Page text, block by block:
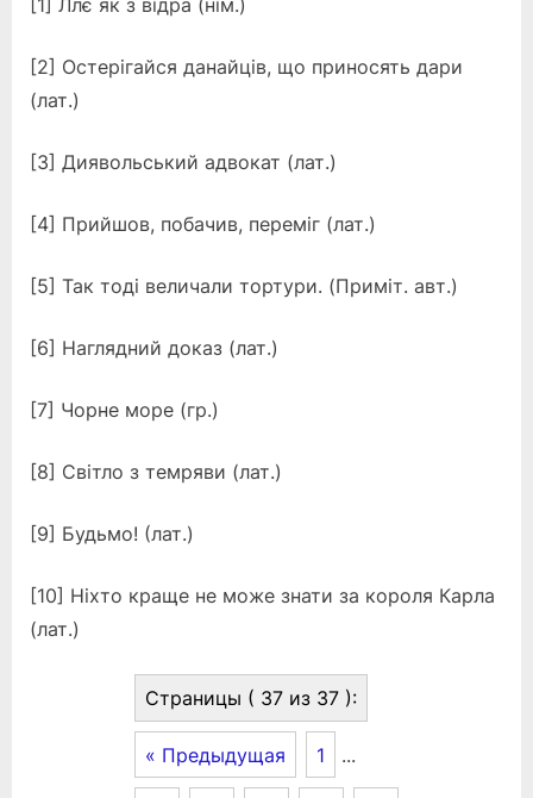
[1] Ллє як з відра (нім.)
[2] Остерігайся данайців, що приносять дари
(лат.)
[3] Диявольський адвокат (лат.)
[4] Прийшов, побачив, переміг (лат.)
[5] Так тоді величали тортури. (Приміт. авт.)
[6] Наглядний доказ (лат.)
[7] Чорне море (гр.)
[8] Світло з темряви (лат.)
[9] Будьмо! (лат.)
[10] Ніхто краще не може знати за короля Карла
(лат.)
Страницы ( 37 из 37 ):
« Предыдущая 1 ...